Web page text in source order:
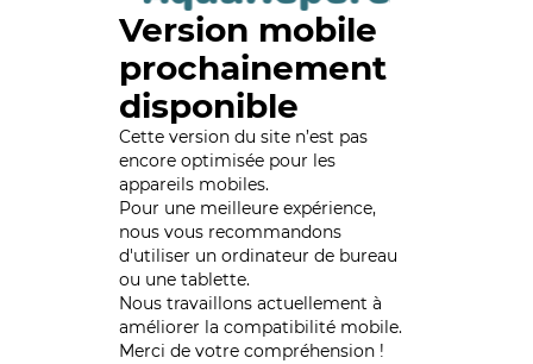
Version mobile
prochainement
disponible
Cette version du site n’est pas
encore optimisée pour les
appareils mobiles.
Pour une meilleure expérience,
nous vous recommandons
d'utiliser un ordinateur de bureau
ou une tablette.
Nous travaillons actuellement à
améliorer la compatibilité mobile.
Merci de votre compréhension !